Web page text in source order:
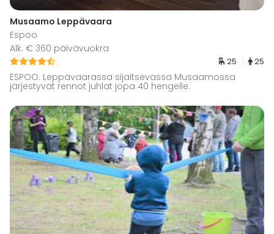
Musaamo Leppävaara
Espoo
Alk. € 360 päivävuokra
25 25
ESPOO. Leppävaarassa sijaitsevassa Musaamossa
järjestyvät rennot juhlat jopa 40 hengelle.